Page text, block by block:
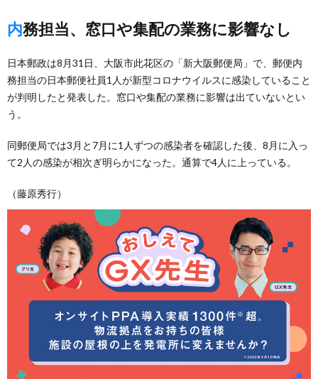
内務担当、窓口や集配の業務に影響なし
日本郵政は8月31日、大阪市此花区の「新大阪郵便局」で、郵便内
務担当の日本郵便社員1人が新型コロナウイルスに感染していること
が判明したと発表した。窓口や集配の業務に影響は出ていないとい
う。
同郵便局では3月と7月に1人ずつの感染者を確認した後、8月に入っ
て2人の感染が相次ぎ明らかになった。通算で4人に上っている。
（藤原秀行）